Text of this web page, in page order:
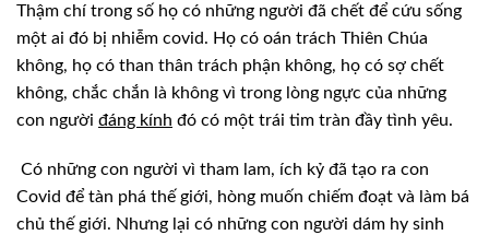
Thậm chí trong số họ có những người đã chết để cứu sống
một ai đó bị nhiễm covid. Họ có oán trách Thiên Chúa
không, họ có than thân trách phận không, họ có sợ chết
không, chắc chắn là không vì trong lòng ngực của những
con người đáng kính đó có một trái tim tràn đầy tình yêu.
Có những con người vì tham lam, ích kỷ đã tạo ra con
Covid để tàn phá thế giới, hòng muốn chiếm đoạt và làm bá
chủ thế giới. Nhưng lại có những con người dám hy sinh